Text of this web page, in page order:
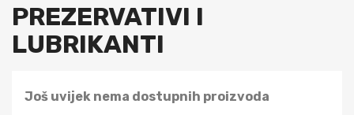
PREZERVATIVI I
LUBRIKANTI
Još uvijek nema dostupnih proizvoda